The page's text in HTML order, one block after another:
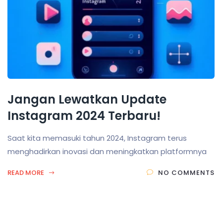
Jangan Lewatkan Update
Instagram 2024 Terbaru!
Saat kita memasuki tahun 2024, Instagram terus
menghadirkan inovasi dan meningkatkan platformnya
READ MORE NO COMMENTS